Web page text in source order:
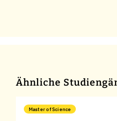
Ähnliche
Master of Science